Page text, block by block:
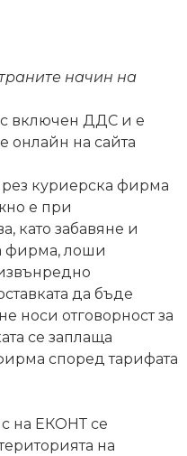
начин на
с включен ДДС и е
онлайн на сайта
куриерска фирма
е при
като забавяне и
фирма, лоши
да бъде
носи отговорност за
се заплаща
според тарифата
на ЕКОНТ се
на